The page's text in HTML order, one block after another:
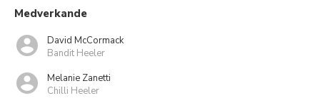
Medverkande
David McCormack
Bandit Heeler
Melanie Zanetti
Chilli Heeler